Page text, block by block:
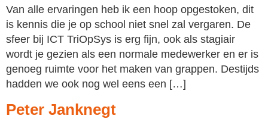
Van alle ervaringen heb ik een hoop opgestoken, dit
is kennis die je op school niet snel zal vergaren. De
sfeer bij ICT TriOpSys is erg fijn, ook als stagiair
wordt je gezien als een normale medewerker en er is
genoeg ruimte voor het maken van grappen. Destijds
hadden we ook nog wel eens een […]
Peter Janknegt